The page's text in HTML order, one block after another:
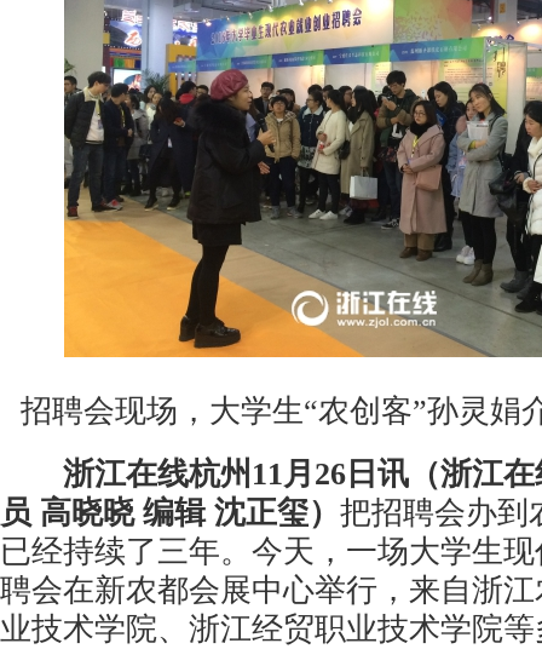
招聘会现场，大学生“农创客”孙灵娟
浙江在线杭州11月26日讯（浙江
员 高晓晓 编辑 沈正玺） 把招聘会办到
已经持续了三年。今天，一场大学生
聘会在新农都会展中心举行，来自浙
业技术学院、浙江经贸职业技术学院